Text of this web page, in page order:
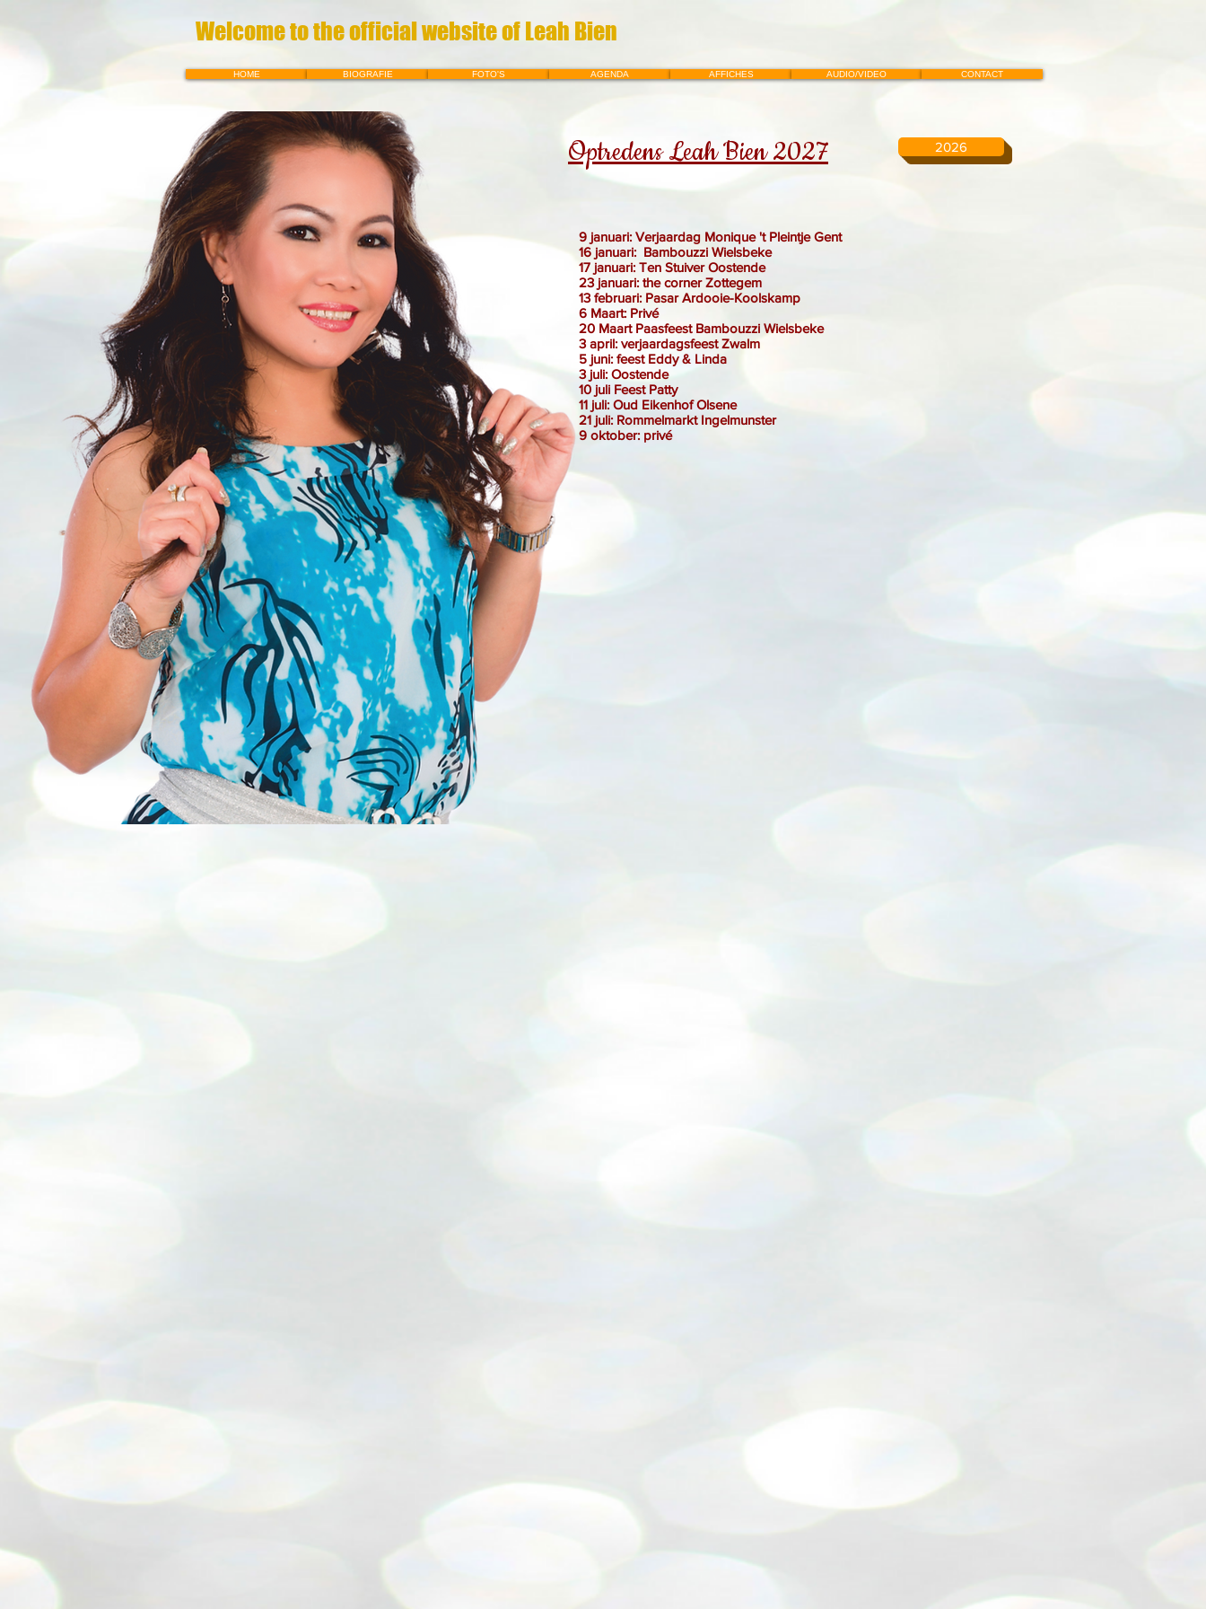
Welcome to the official website of Leah Bien
HOME BIOGRAFIE FOTO'S AGENDA AFFICHES AUDIO/VIDEO CONTACT
Optredens Leah Bien 2027
9 januari: Verjaardag Monique 't Pleintje Gent
16 januari: Bambouzzi Wielsbeke
17 januari: Ten Stuiver Oostende
23 januari: the corner Zottegem
13 februari: Pasar Ardooie-Koolskamp
6 Maart: Privé
20 Maart Paasfeest Bambouzzi Wielsbeke
3 april: verjaardagsfeest Zwalm
5 juni: feest Eddy & Linda
3 juli: Oostende
10 juli Feest Patty
11 juli: Oud Eikenhof Olsene
21 juli: Rommelmarkt Ingelmunster
9 oktober: privé
2026